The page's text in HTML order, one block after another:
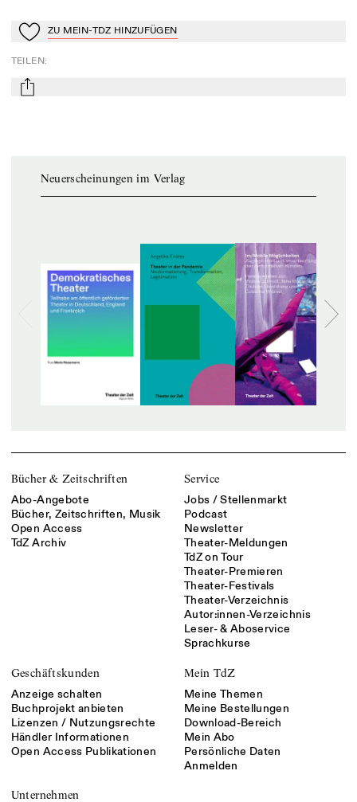
Zu Mein-TdZ hinzufügen
ZU MEIN-TDZ HINZUFÜGEN
TEILEN:
mail
Neuerscheinungen im Verlag
Bücher & Zeitschriften
Abo-Angebote
Bücher, Zeitschriften, Musik
Open Access
TdZ Archiv
Service
Jobs / Stellenmarkt
Podcast
Newsletter
Theater-Meldungen
TdZ on Tour
Theater-Premieren
Theater-Festivals
Theater-Verzeichnis
Autor:innen-Verzeichnis
Leser- & Aboservice
Sprachkurse
Geschäftskunden
Anzeige schalten
Buchprojekt anbieten
Lizenzen / Nutzungsrechte
Händler Informationen
Open Access Publikationen
Mein TdZ
Meine Themen
Meine Bestellungen
Download-Bereich
Mein Abo
Persönliche Daten
Anmelden
Unternehmen